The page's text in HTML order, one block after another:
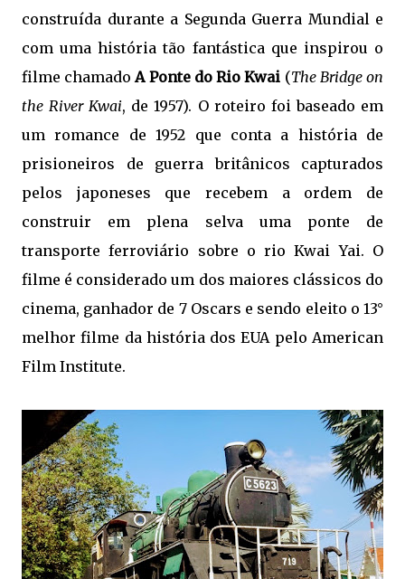
construída durante a Segunda Guerra Mundial e
com uma história tão fantástica que inspirou o
filme chamadoA Ponte do Rio Kwai (The Bridge on
the River Kwai, de 1957). O roteiro foi baseado em
um romance de 1952 que conta a história de
prisioneiros de guerra britânicos capturados
pelos japoneses que recebem a ordem de
construir em plena selva uma ponte de
transporte ferroviário sobre o rio Kwai Yai. O
filme é considerado um dos maiores clássicos do
cinema, ganhador de 7 Oscars e sendo eleito o 13°
melhor filme da história dos EUA pelo American
Film Institute.